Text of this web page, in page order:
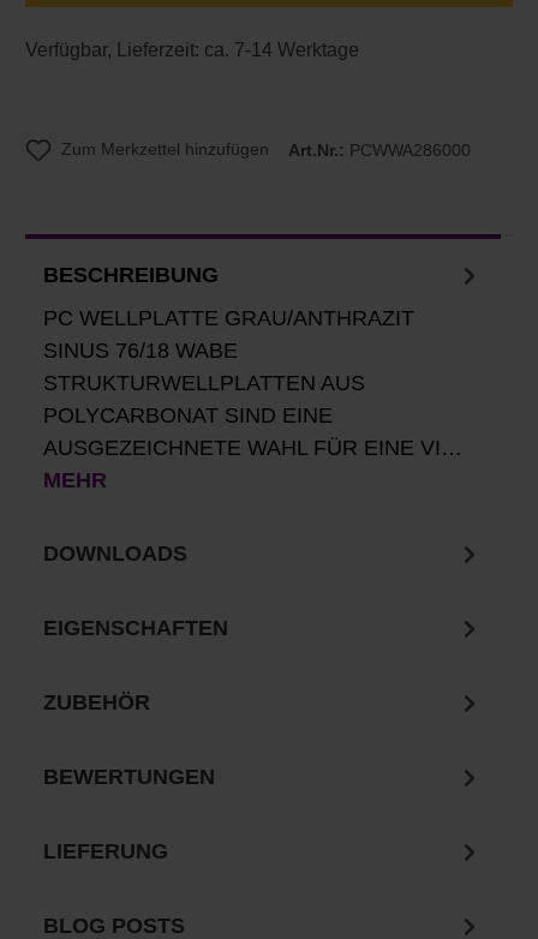
Verfügbar, Lieferzeit: ca. 7-14 Werktage
Zum Merkzettel hinzufügen Art.Nr.: PCWWA286000
BESCHREIBUNG
PC WELLPLATTE GRAU/ANTHRAZIT
SINUS 76/18 WABE
STRUKTURWELLPLATTEN AUS
POLYCARBONAT SIND EINE
AUSGEZEICHNETE WAHL FÜR EINE VI…
MEHR
DOWNLOADS
EIGENSCHAFTEN
ZUBEHÖR
BEWERTUNGEN
LIEFERUNG
BLOG POSTS